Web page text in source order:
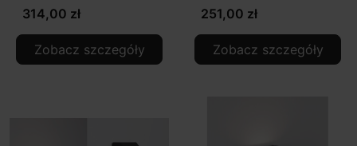
314,00 zł
Zobacz szczegóły
251,00 zł
Zobacz szczegóły